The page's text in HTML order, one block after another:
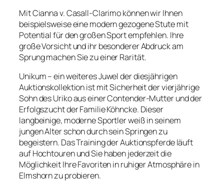
Mit Cianna v. Casall-Clarimo können wir Ihnen
beispielsweise eine modern gezogene Stute mit
Potential für den großen Sport empfehlen. Ihre
große Vorsicht und ihr besonderer Abdruck am
Sprung machen Sie zu einer Rarität.
Unikum – ein weiteres Juwel der diesjährigen
Auktionskollektion ist mit Sicherheit der vierjährige
Sohn des Uriko aus einer Contender-Mutter und der
Erfolgszucht der Familie Köhncke. Dieser
langbeinige, moderne Sportler weiß in seinem
jungen Alter schon durch sein Springen zu
begeistern. Das Training der Auktionspferde läuft
auf Hochtouren und Sie haben jederzeit die
Möglichkeit Ihre Favoriten in ruhiger Atmosphäre in
Elmshorn zu probieren.